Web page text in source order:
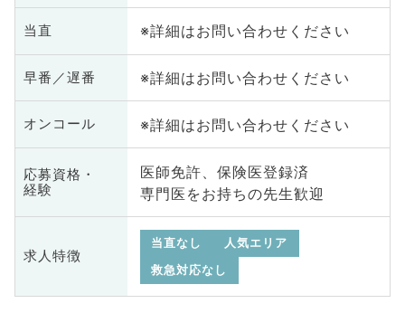
当直 ※詳細はお問い合わせください
早番／遅番 ※詳細はお問い合わせください
オンコール ※詳細はお問い合わせください
応募資格・
経験
医師免許、保険医登録済
専門医をお持ちの先生歓迎
求人特徴
当直なし
人気エリア
救急対応なし